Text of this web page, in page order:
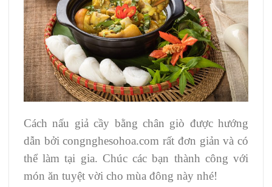
Cách nấu giả cầy bằng chân giò được hướng
dẫn bởi congnghesohoa.com rất đơn giản và có
thể làm tại gia. Chúc các bạn thành công với
món ăn tuyệt vời cho mùa đông này nhé!